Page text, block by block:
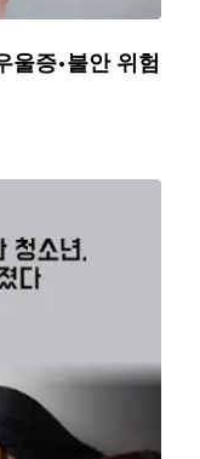
울증·불안 위험